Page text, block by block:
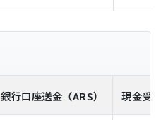
銀行口座送金 （ARS） 現金受